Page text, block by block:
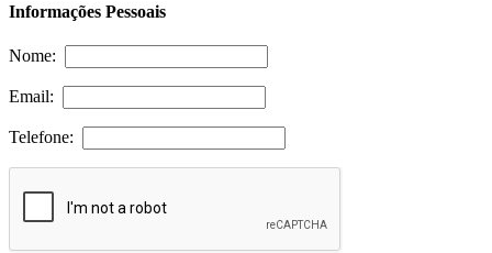
Informações Pessoais
Nome:
Email:
Telefone: